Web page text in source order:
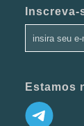
Estamos